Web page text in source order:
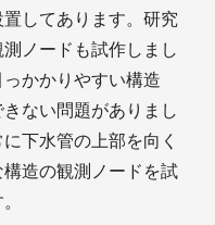
してあります。研究
ノードも試作しまし
かかりやすい構造
ない問題がありまし
下水管の上部を向く
造の観測ノードを試